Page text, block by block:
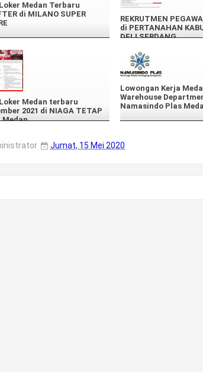
Medan Terbaru
di MILANO SUPER
REKRUTMEN
di PERTANAHAN
DELI SERDANG
Medan terbaru
2021 di NIAGA TETAP
Medan
Lowongan Kerja
Warehouse
Namasindo Plas
Jumat, 15 Mei 2020